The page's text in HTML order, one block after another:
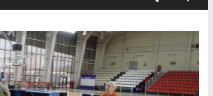
мероприятии «Сохраним
первоцветы!»
В вольере Воронинского
заповедника родились крапчатые
суслики